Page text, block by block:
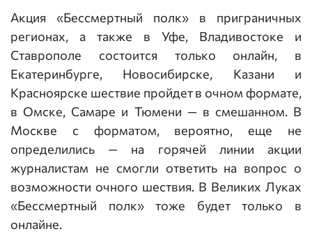
Акция «Бессмертный полк» в приграничных
регионах, а также в Уфе, Владивостоке и
Ставрополе состоится только онлайн, в
Екатеринбурге, Новосибирске, Казани и
Красноярске шествие пройдет в очном формате,
в Омске, Самаре и Тюмени — в смешанном. В
Москве с форматом, вероятно, еще не
определились — на горячей линии акции
журналистам не смогли ответить на вопрос о
возможности очного шествия. В Великих Луках
«Бессмертный полк» тоже будет только в
онлайне.